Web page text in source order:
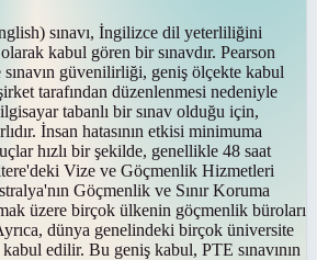
sınavı, İngilizce dil yeterliliğini
kabul gören bir sınavdır. Pearson
güvenilirliği, geniş ölçekte kabul
tarafından düzenlenmesi nedeniyle
tabanlı bir sınav olduğu için,
İnsan hatasının etkisi minimuma
hızlı bir şekilde, genellikle 48 saat
Vize ve Göçmenlik Hizmetleri
Göçmenlik ve Sınır Koruma
üzere birçok ülkenin göçmenlik büroları
dünya genelindeki birçok üniversite
edilir. Bu geniş kabul, PTE sınavının